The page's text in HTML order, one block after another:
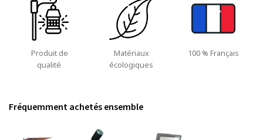
Produit de
qualité
Matériaux
écologiques
100 % Français
Fréquemment achetés ensemble